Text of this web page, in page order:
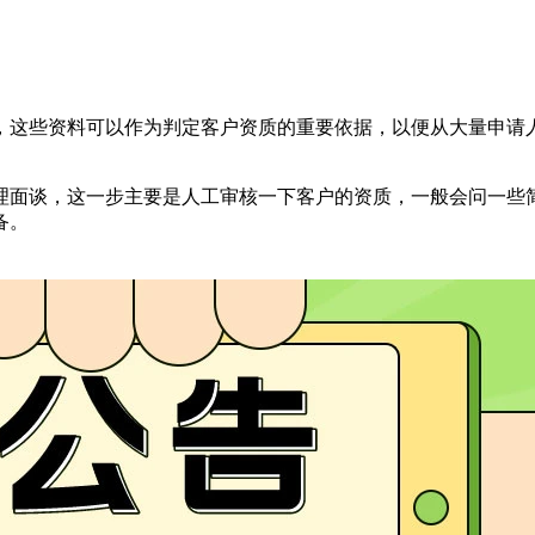
些资料可以作为判定客户资质的重要依据，以便从大量申
谈，这一步主要是人工审核一下客户的资质，一般会问一